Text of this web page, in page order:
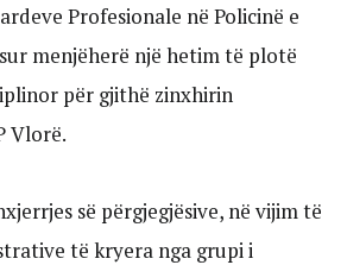
Profesionale në Policinë e
menjëherë një hetim të plotë
për gjithë zinxhirin
Vlorë.
së përgjegjësive, në vijim të
të kryera nga grupi i